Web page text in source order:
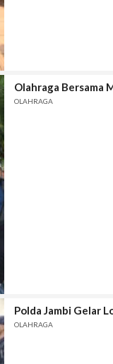
Olahraga Bersama
OLAHRAGA
Polda Jambi Gelar
OLAHRAGA